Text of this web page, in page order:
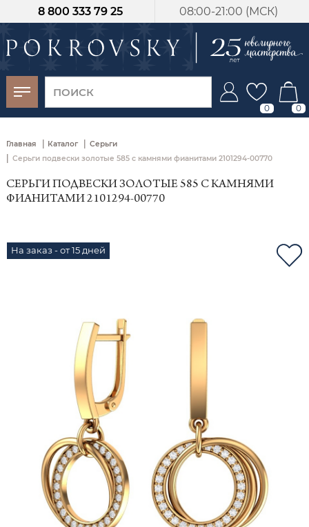
08:00-21:00 (МСК)
8 800 333 79 25
0 0
Главная | Каталог | Серьги
| Серьги подвески золотые 585 с камнями фианитами 2101294-00770
СЕРЬГИ ПОДВЕСКИ ЗОЛОТЫЕ 585 С КАМНЯМИ
ФИАНИТАМИ 2101294-00770
На заказ - от 15 дней
-30%
от 15 дней с
момента оплаты